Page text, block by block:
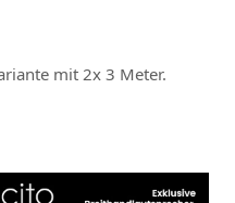
mit 2x 3 Meter.